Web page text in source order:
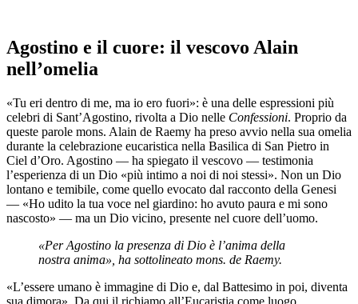
Agostino e il cuore: il vescovo Alain
nell’omelia
«Tu eri dentro di me, ma io ero fuori»: è una delle espressioni più
celebri di Sant’Agostino, rivolta a Dio nelle Confessioni. Proprio da
queste parole mons. Alain de Raemy ha preso avvio nella sua omelia
durante la celebrazione eucaristica nella Basilica di San Pietro in
Ciel d’Oro. Agostino — ha spiegato il vescovo — testimonia
l’esperienza di un Dio «più intimo a noi di noi stessi». Non un Dio
lontano e temibile, come quello evocato dal racconto della Genesi
— «Ho udito la tua voce nel giardino: ho avuto paura e mi sono
nascosto» — ma un Dio vicino, presente nel cuore dell’uomo.
«Per Agostino la presenza di Dio è l’anima della
nostra anima», ha sottolineato mons. de Raemy.
«L’essere umano è immagine di Dio e, dal Battesimo in poi, diventa